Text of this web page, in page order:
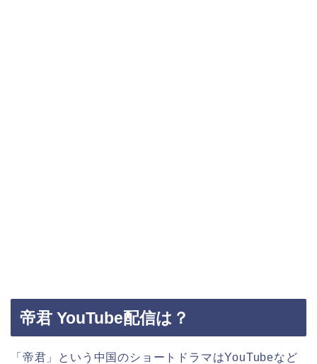
帝君 YouTube配信は？
「帝君」という中国のショートドラマはYouTubeなど